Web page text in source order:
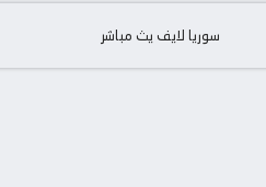
سوريا لايف يث مباشر